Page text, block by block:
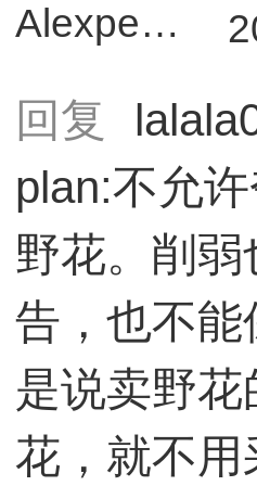
Alexpeanutbutter
回复
plan:不允
野花。削
告，也不
是说卖野
花，就不